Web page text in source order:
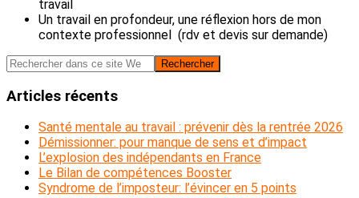
travail
Un travail en profondeur, une réflexion hors de mon
contexte professionnel (rdv et devis sur demande)
Barre
latérale
Rechercher
dans
ce
Web
Articles récents
Santé mentale au travail : prévenir dès la rentrée 2026
Démissionner: pour manque de sens et d’impact
L’explosion des indépendants en France
Le Bilan de compétences Booster
Syndrome de l’imposteur: l’évincer en 5 points